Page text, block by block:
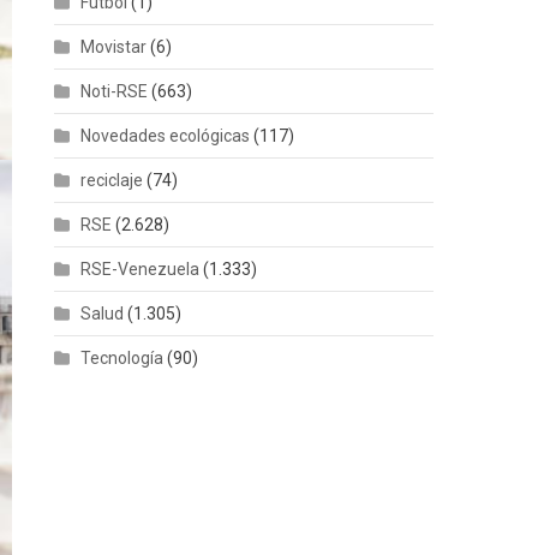
Movistar(6)
Noti-RSE (663)
Novedades ecológicas (117)
reciclaje (74)
RSE (2.628)
RSE-Venezuela (1.333)
Salud (1.305)
Tecnología (90)